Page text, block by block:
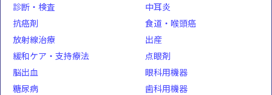
診断・検査
抗癌剤
放射線治療
緩和ケア・支持療法
脳出血
糖尿病
中耳炎
食道・喉頭癌
出産
点眼剤
眼科用機器
歯科用機器